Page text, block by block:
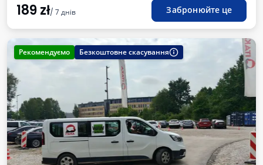
189zł/ 7 днів Забронюйте це
Рекомендуємо Безкоштовне скасування